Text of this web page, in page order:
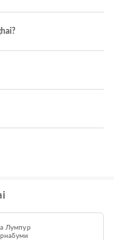
Лумпур